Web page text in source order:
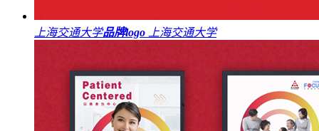
上海交通大学品牌logo 上海交通大学